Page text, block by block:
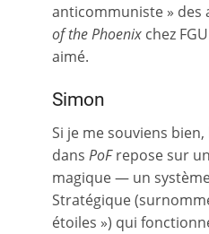
anticommuniste » des
of the Phoenix chez
aimé.
Simon
Si je me souviens
dans PoFrepose sur
magique — un
Stratégique
étoiles ») qui